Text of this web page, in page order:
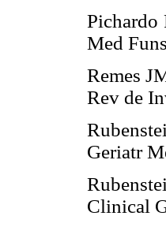
Pichardo
Med
Remes
Rev de
Geriatr
Clinical